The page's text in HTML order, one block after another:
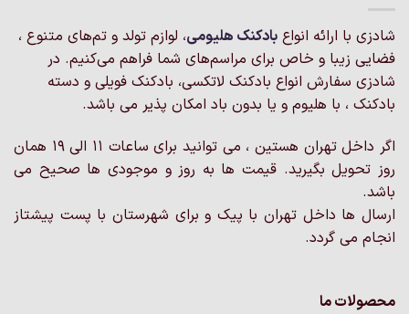
باشد.
گزینه
ها
ممکن
است
صفحه
محصول
شوند
باشد.
گزینه
ممکن
است
صفحه
محصول
شوند
شادزی با ارائه انواع بادکنک‌ هلیومی، لوازم تولد و تم‌های متنوع ،
فضایی زیبا و خاص برای مراسم‌های شما فراهم می‌کنیم. در
شادزی سفارش انواع بادکنک لاتکسی، بادکنک فویلی و دسته
بادکنک ، با هلیوم و یا بدون باد امکان پذیر می باشد.
اگر داخل تهران هستین ، می توانید برای ساعات 11 الی 19 همان
روز تحویل بگیرید. قیمت ها به روز و موجودی ها صحیح می
باشد.
ارسال ها داخل تهران با پیک و برای شهرستان با پست پیشتاز
انجام می گردد.
محصولات ما